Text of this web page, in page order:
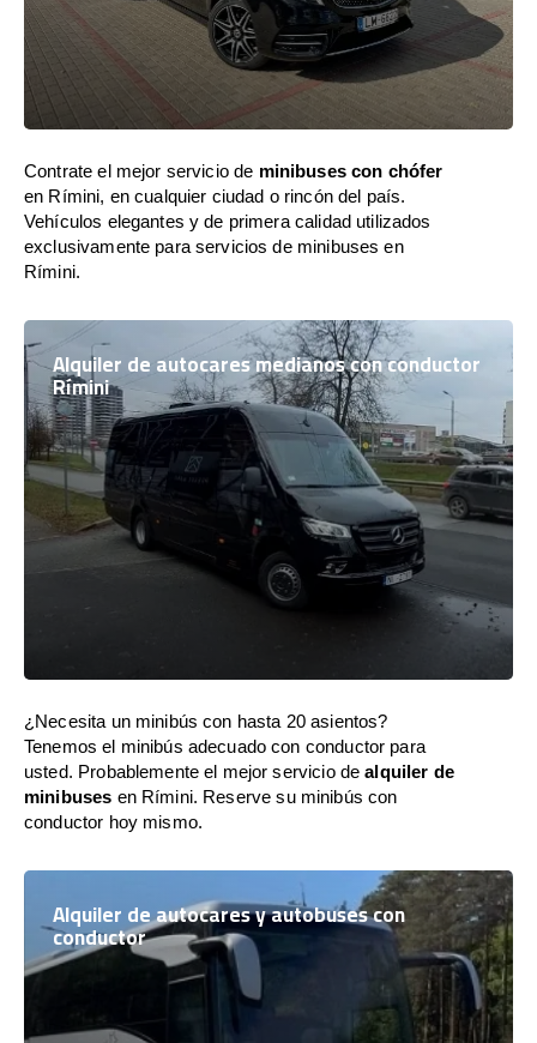
Contrate el mejor servicio de minibuses con chófer
en Rímini, en cualquier ciudad o rincón del país.
Vehículos elegantes y de primera calidad utilizados
exclusivamente para servicios de minibuses en
Rímini.
Alquiler de autocares medianos con conductor
Rímini
¿Necesita un minibús con hasta 20 asientos?
Tenemos el minibús adecuado con conductor para
usted. Probablemente el mejor servicio dealquiler de
minibuses en Rímini. Reserve su minibús con
conductor hoy mismo.
Alquiler de autocares y autobuses con
conductor